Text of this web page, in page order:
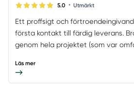
5.0 • Utmärkt
Ett proffsigt och
första kontakt till färdig leverans.
genom hela projektet (som var
Läs mer